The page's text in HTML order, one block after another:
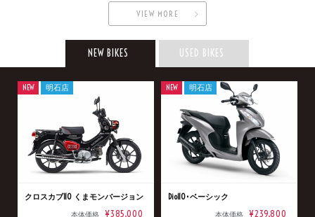
VIEW MORE
NEW BIKES USED BIKES
クロスカブ110 くまモンバージョン
本体価格 ¥385,000
NEW 明石店
Dio110･ベーシック
本体価格 ¥239,800
NEW 明石店